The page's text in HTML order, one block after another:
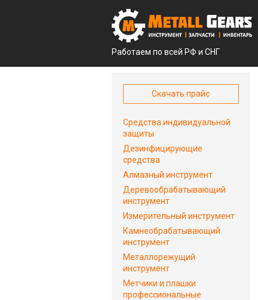
Работаем по всей РФ и СНГ
Скачать прайс
Средства индивидуальной
защиты
Дезинфицирующие
средства
Алмазный инструмент
Деревообрабатывающий
инструмент
Измерительный инструмент
Камнеобрабатывающий
инструмент
Металлорежущий
инструмент
Метчики и плашки
профессиональные